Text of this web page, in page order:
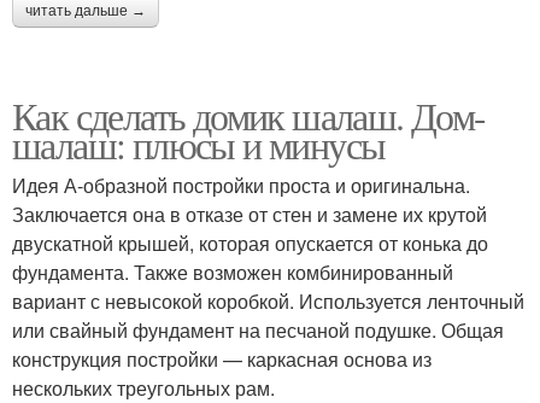
читать дальше →
Как сделать домик шалаш. Дом-
шалаш: плюсы и минусы
Идея А-образной постройки проста и оригинальна.
Заключается она в отказе от стен и замене их крутой
двускатной крышей, которая опускается от конька до
фундамента. Также возможен комбинированный
вариант с невысокой коробкой. Используется ленточный
или свайный фундамент на песчаной подушке. Общая
конструкция постройки — каркасная основа из
нескольких треугольных рам.